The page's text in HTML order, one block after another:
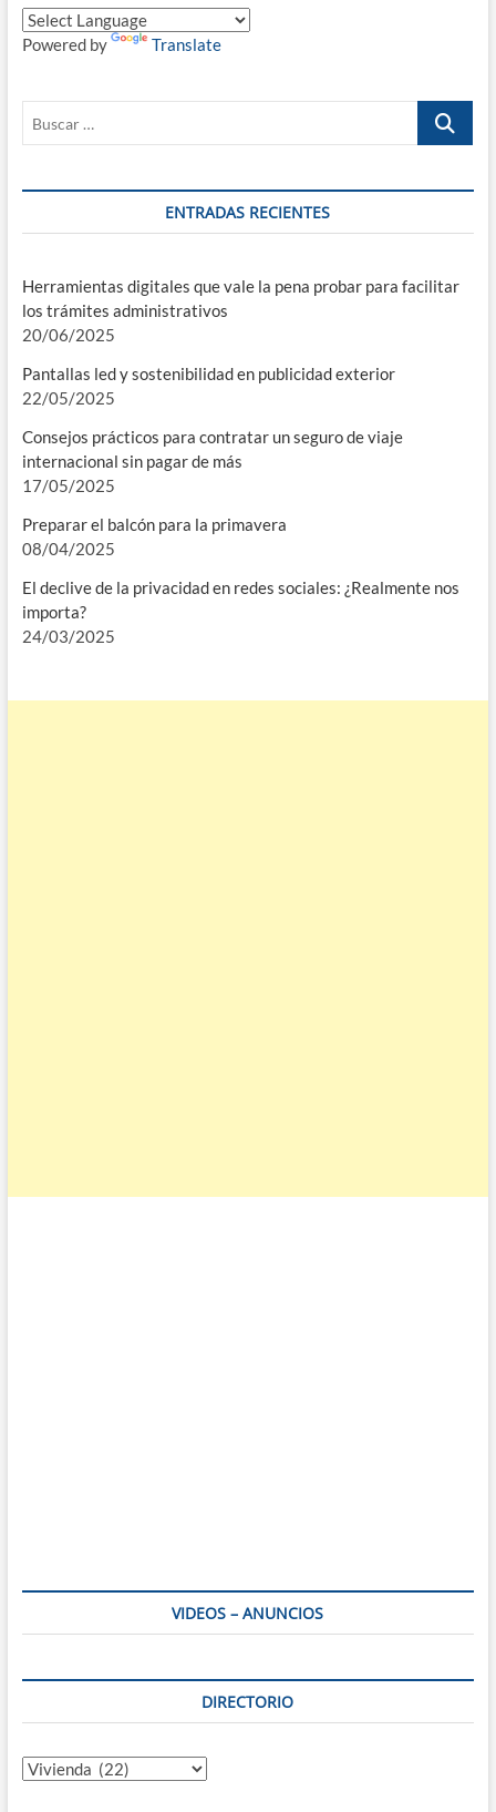
Powered by Translate
Buscar
ENTRADAS RECIENTES
Herramientas digitales que vale la pena probar para facilitar
los trámites administrativos
20/06/2025
Pantallas led y sostenibilidad en publicidad exterior
22/05/2025
Consejos prácticos para contratar un seguro de viaje
internacional sin pagar de más
17/05/2025
Preparar el balcón para la primavera
08/04/2025
El declive de la privacidad en redes sociales: ¿Realmente nos
importa?
24/03/2025
VIDEOS – ANUNCIOS
DIRECTORIO
Directorio